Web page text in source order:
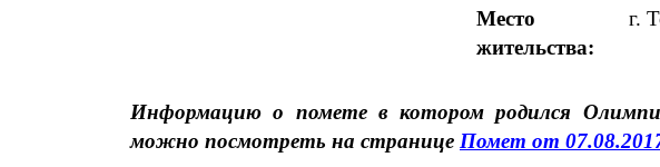
Место
жительства:
г.
Информацию о помете в котором родился
можно посмотреть на странице Помет от